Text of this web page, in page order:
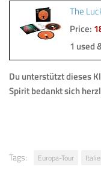
The
Price:
1 used
Du unterstützt dieses
Spirit bedankt sich
Tags: Europa-Tour